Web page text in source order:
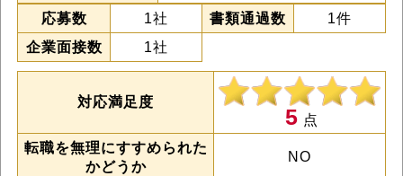
応募数
1社 書類通過数
1件
企業面接数
1社
対応満足度
5 点
転職を無理にすすめられた
かどうか
NO